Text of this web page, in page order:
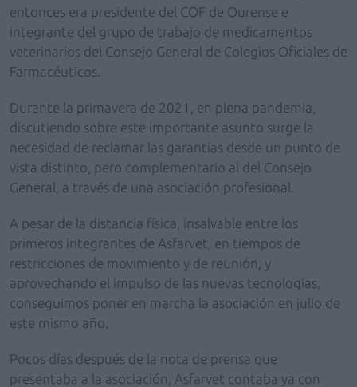
entonces era presidente del COF de Ourense e
integrante del grupo de trabajo de medicamentos
veterinarios del Consejo General de Colegios Oficiales de
Farmacéuticos.
Durante la primavera de 2021, en plena pandemia,
discutiendo sobre este importante asunto surge la
necesidad de reclamar las garantías desde un punto de
vista distinto, pero complementario al del Consejo
General, a través de una asociación profesional.
A pesar de la distancia física, insalvable entre los
primeros integrantes de Asfarvet, en tiempos de
restricciones de movimiento y de reunión, y
aprovechando el impulso de las nuevas tecnologías,
conseguimos poner en marcha la asociación en julio de
este mismo año.
Pocos días después de la nota de prensa que
presentaba a la asociación, Asfarvet contaba ya con